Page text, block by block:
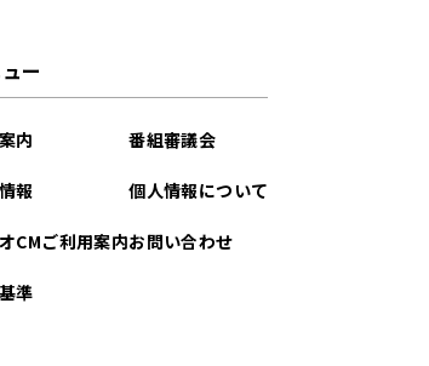
2025年03月
2025年01月
ー
内
報
CMご利用案内
準
番組審議会
個人情報について
お問い合わせ